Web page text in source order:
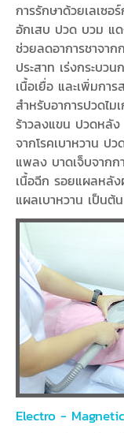
การรักษาด้วยเลเซ
อักเสบ ปวด บวม แ
ช่วยลดอาการชาจา
ประสาท เร่งกระบว
เนื้อเยื่อ และเพิ่มการ
สำหรับอาการปวดไ
ร้าวลงแขน ปวดหลัง
จากโรคเบาหวาน ปว
แพลง บาดเจ็บจาก
เนื้อฉีก รอยแผลหลั
แผลเบาหวาน เป็นต้น
Electro -